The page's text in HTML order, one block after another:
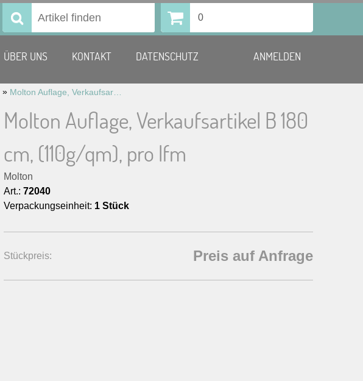
Suchen 0
ÜBER UNS KONTAKT DATENSCHUTZ ANMELDEN
»
Molton Auflage, Verkaufsartikel B 180
cm, (110g/qm), pro lfm
Molton
Art.: 72040
Verpackungseinheit: 1 Stück
Stückpreis: Preis auf Anfrage